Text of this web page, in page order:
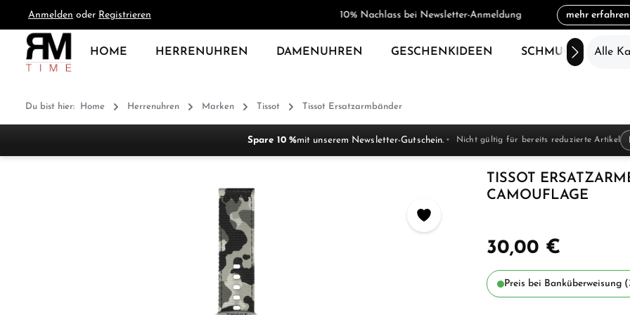
Zur Hauptnavigation springen
Anmelden oder Registrieren 10% Nachlass bei Newsletter-Anmeldung mehr erfahren
HOME HERRENUHREN DAMENUHREN GESCHENKIDEEN SCHMUCK Alle
Du bist hier: Home Herrenuhren Marken Tissot Tissot Ersatzarmbänder
Spare 10 %mit unserem Newsletter-Gutschein. Nicht gültig für bereits reduzierte Artikel
TISSOT
CAMOUFLAGE
30,00 €
Preis bei Banküberweisung